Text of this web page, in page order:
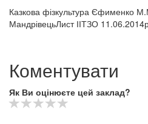
Казкова фізкультура Єфименко
МандрівецьЛист ІІТЗО
Коментувати
Як Ви оцінюєте цей заклад?